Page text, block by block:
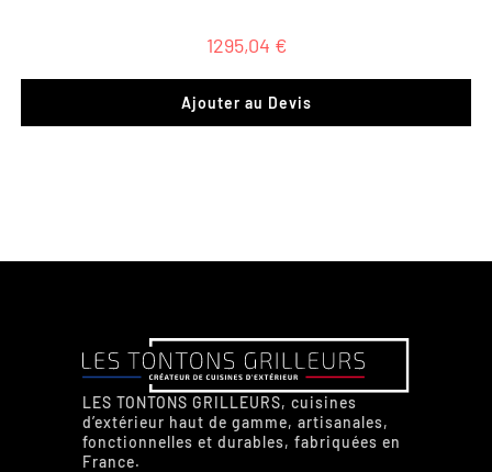
1295,04 €
Ajouter au Devis
LES TONTONS GRILLEURS, cuisines
d’extérieur haut de gamme, artisanales,
fonctionnelles et durables, fabriquées en
France.